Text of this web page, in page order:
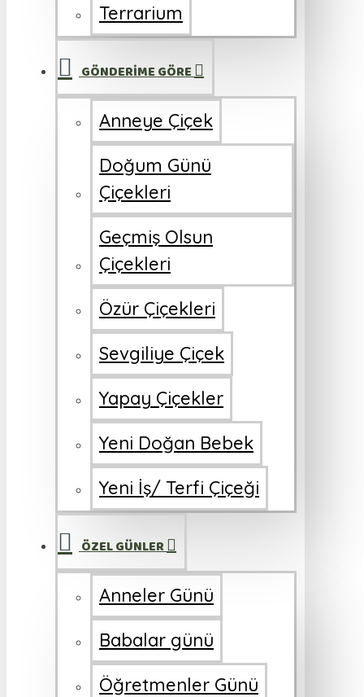
Terrarium
GÖNDERİME GÖRE
Anneye Çiçek
Doğum Günü
Çiçekleri
Geçmiş Olsun
Çiçekleri
Özür Çiçekleri
Sevgiliye Çiçek
Yapay Çiçekler
Yeni Doğan Bebek
Yeni İş/ Terfi Çiçeği
ÖZEL GÜNLER
Anneler Günü
Babalar günü
Öğretmenler Günü